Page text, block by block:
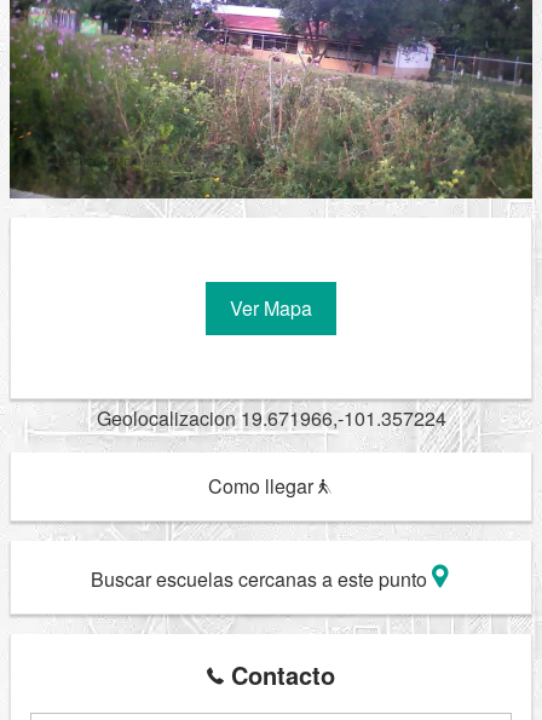
Ver Mapa
Geolocalizacion 19.671966,-101.357224
Como llegar
Buscar escuelas cercanas a este punto
Contacto